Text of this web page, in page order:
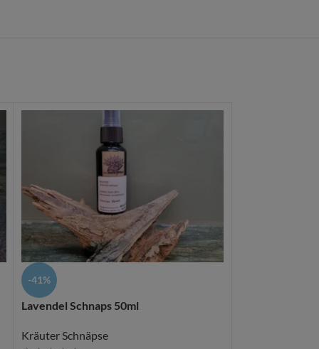
-41%
Lavendel Schnaps 50ml
Kräuter Schnäpse